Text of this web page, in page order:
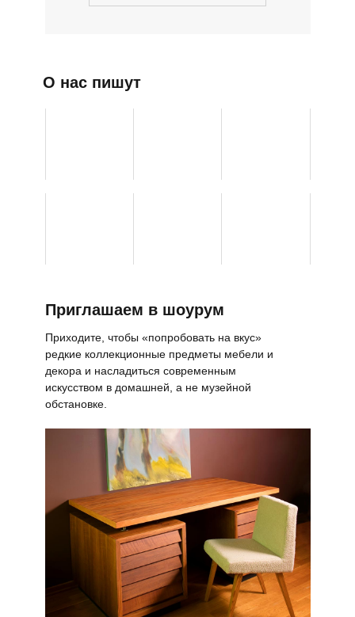
Приглашаем в шоурум
О нас пишут
Приходите, чтобы «попробовать на вкус»
редкие коллекционные предметы мебели и
декора и насладиться современным
искусством в домашней, а не музейной
обстановке.